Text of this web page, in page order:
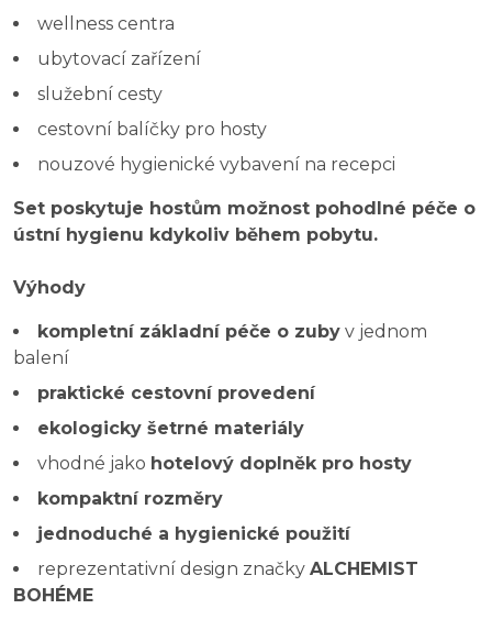
wellness centra
ubytovací zařízení
služební cesty
cestovní balíčky pro hosty
nouzové hygienické vybavení na recepci
Set poskytuje hostům možnost pohodlné péče o
ústní hygienu kdykoliv během pobytu.
Výhody
kompletní základní péče o zuby v jednom
balení
praktické cestovní provedení
ekologicky šetrné materiály
vhodné jako hotelový doplněk pro hosty
kompaktní rozměry
jednoduché a hygienické použití
reprezentativní design značky ALCHEMIST
BOHÉME